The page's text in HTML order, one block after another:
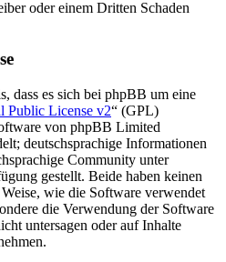
oder einem Dritten Schaden
dass es sich bei phpBB um eine
Public License v2“ (GPL)
von phpBB Limited
deutschsprachige Informationen
Community unter
gestellt. Beide haben keinen
wie die Software verwendet
die Verwendung der Software
untersagen oder auf Inhalte